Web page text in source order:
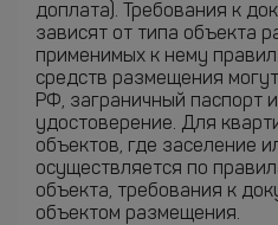
доплата). Требования к
зависят от типа объекта
применимых к нему
средств размещения
РФ, заграничный паспорт
удостоверение. Для
объектов, где заселение
осуществляется по
объекта, требования к
объектом размещения.